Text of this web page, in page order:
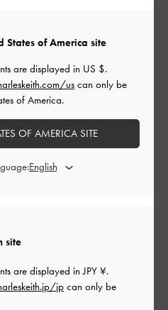
良かった
は役に立ちましたか？
可愛い。
site
are displayed inJPY ¥.
jpcan only be
States of America site
are displayed in US $.
uscan only be
of America.
OF AMERICA SITE